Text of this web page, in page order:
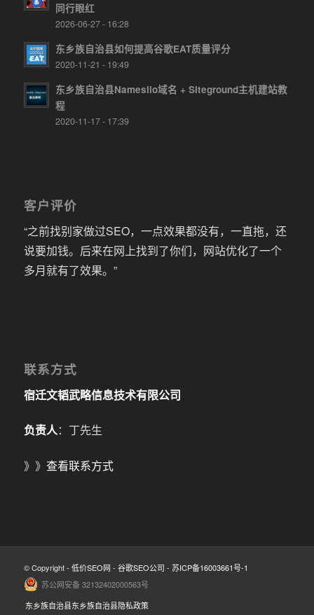
同行眼红
2026-06-27 - 16:28
东乡族自治县如何提高谷歌EAT质量评分
2020-11-21 - 19:49
东乡族自治县Namesilo域名 + Siteground主机建站教
程
2020-11-17 - 17:39
客户评价
“之前找别家做过SEO，一点效果都没有，一直拖，还
说要加钱。后来在网上找到了你们，网站优化了一个
多月就有了效果。”
联系方式
宿迁文韬武略信息技术有限公司
负责人：丁先生
》》 查看联系方式
© Copyright - 低价SEO网 - 谷歌SEO公司 - 苏ICP备16003661号-1
苏公网安备 32132402000563号
东乡族自治县东乡族自治县隐私政策